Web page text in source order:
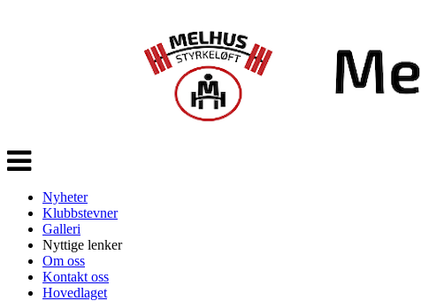
Veksle
navigasjon
Nyheter
Klubbstevner
Galleri
Nyttige lenker
Om oss
Kontakt oss
Hovedlaget